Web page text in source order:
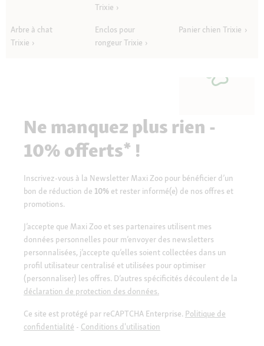
Trixie
Arbre à chat
Trixie
Enclos pour
rongeur Trixie
Panier chien Trixie
Ne manquez plus rien -
10% offerts* !
Inscrivez-vous à la Newsletter Maxi Zoo pour bénéficier d’un
bon de réduction de 10% et rester informé(e) de nos offres et
promotions.
J’accepte que Maxi Zoo et ses partenaires utilisent mes
données personnelles pour m’envoyer des newsletters
personnalisées, j’accepte qu’elles soient collectées dans un
profil utilisateur centralisé et utilisées pour optimiser
(personnaliser) les offres. D’autres spécificités découlent de la
déclaration de protection des données.
Ce site est protégé par reCAPTCHA Enterprise. Politique de
confidentialité - Conditions d'utilisation